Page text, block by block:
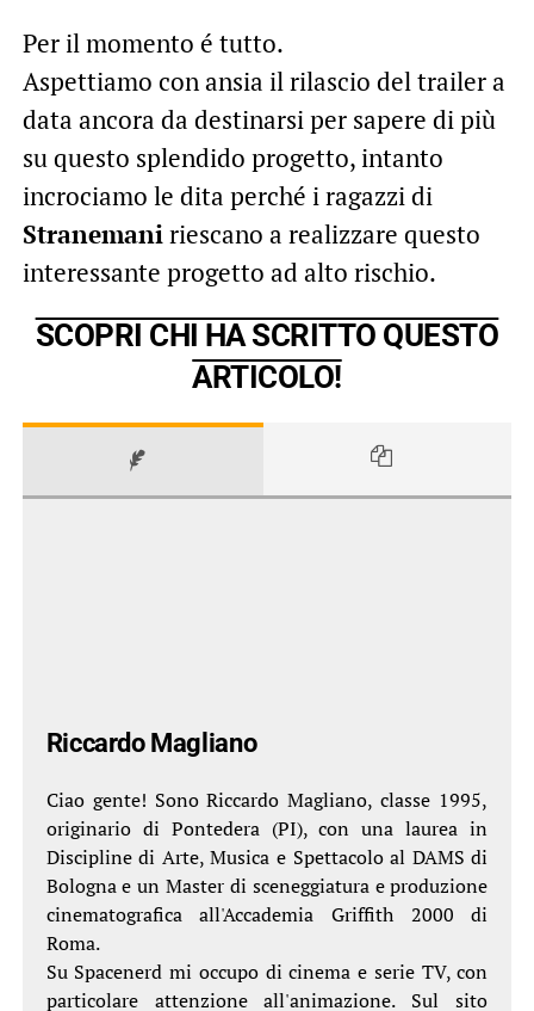
Per il momento é tutto.
Aspettiamo con ansia il rilascio del trailer a
data ancora da destinarsi per sapere di più
su questo splendido progetto, intanto
incrociamo le dita perché i ragazzi di
Stranemaniriescano a realizzare questo
interessante progetto ad alto rischio.
SCOPRI CHI HA SCRITTO QUESTO
ARTICOLO!
Riccardo Magliano
Ciao gente! Sono Riccardo Magliano, classe 1995,
originario di Pontedera (PI), con una laurea in
Discipline di Arte, Musica e Spettacolo al DAMS di
Bologna e un Master di sceneggiatura e produzione
cinematografica all'Accademia Griffith 2000 di
Roma.
Su Spacenerd mi occupo di cinema e serie TV, con
particolare attenzione all'animazione. Sul sito